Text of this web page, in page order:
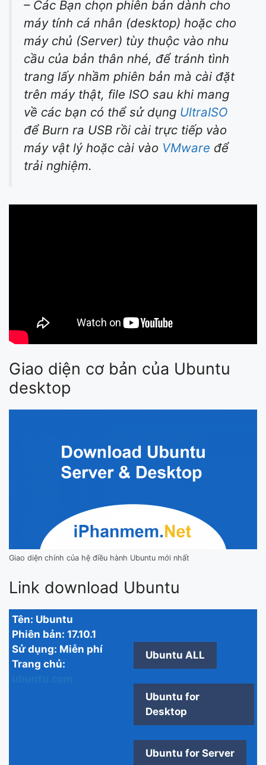
– Các Bạn chọn phiên bản dành cho
máy tính cá nhân (desktop) hoặc cho
máy chủ (Server) tùy thuộc vào nhu
cầu của bản thân nhé, để tránh tình
trang lấy nhầm phiên bản mà cài đặt
trên máy thật, file ISO sau khi mang
về các bạn có thể sử dụng UltraISO
để Burn ra USB rồi cài trực tiếp vào
máy vật lý hoặc cài vào VMware để
trải nghiệm.
Giao diện cơ bản của Ubuntu
desktop
Giao diện chính của hệ điều hành Ubuntu mới nhất
Link download Ubuntu
Tên: Ubuntu
Phiên bản: 17.10.1
Sử dụng: Miễn phí
Trang chủ:
Ubuntu ALL
Ubuntu for
Desktop
Ubuntu for Server